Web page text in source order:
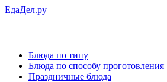
ЕдаДел.ру
Блюда по типу
Блюда по способу проготовления
Праздничные блюда